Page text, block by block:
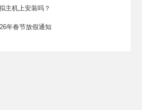
主机上安装吗？
年春节放假通知